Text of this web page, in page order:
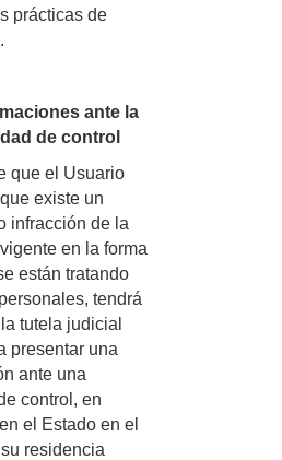
prácticas de
ante la
de control
que el Usuario
existe un
infracción de la
en la forma
están tratando
tendrá
tutela judicial
presentar una
ante una
control, en
el Estado en el
residencia